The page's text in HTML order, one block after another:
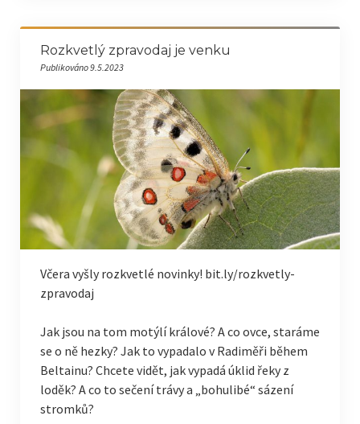
Rozkvetlý zpravodaj je venku
Publikováno 9.5.2023
Včera vyšly rozkvetlé novinky! bit.ly/rozkvetly-
zpravodaj
Jak jsou na tom motýlí králové? A co ovce, staráme
se o ně hezky? Jak to vypadalo v Radiměři během
Beltainu? Chcete vidět, jak vypadá úklid řeky z
loděk? A co to sečení trávy a „bohulibé“ sázení
stromků?